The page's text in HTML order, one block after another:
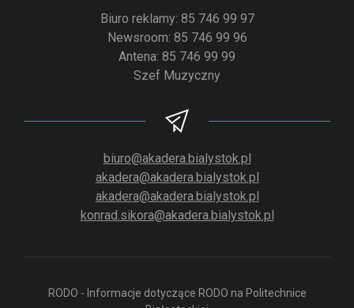
Biuro reklamy: 85 746 99 97
Newsroom: 85 746 99 96
Antena: 85 746 99 99
Szef Muzyczny
biuro@akadera.bialystok.pl
akadera@akadera.bialystok.pl
akadera@akadera.bialystok.pl
konrad.sikora@akadera.bialystok.pl
RODO - Informacje dotyczące RODO na Politechnice